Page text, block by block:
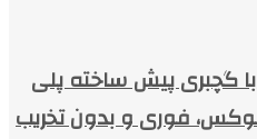
با گچبری پیش ساخته پلی
لوکس، فوری و بدون تخریب